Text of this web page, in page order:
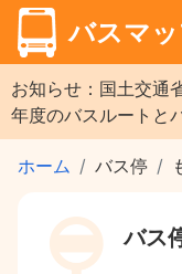
バスマ
お知らせ：国土交通
年度のバスルートと
ホーム バス停
バス